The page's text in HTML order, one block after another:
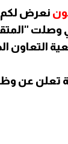
نعرض
وصلت
التعاون
تعلن عن